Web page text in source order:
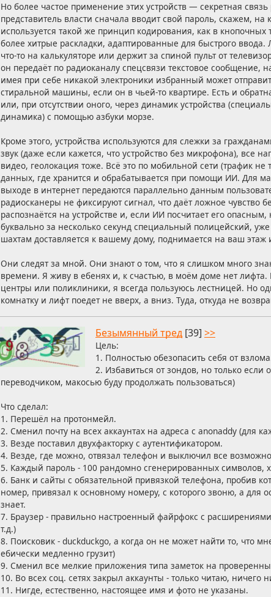
Но более частое применение этих устройств — секретная
представитель власти сначала вводит свой пароль, скажем,
используется такой же принцип кодирования, как в кнопочных
более хитрые раскладки, адаптированные для быстрого
что-то на калькуляторе или держит за спиной пульт от
он передаёт по радиоканалу спецсвязи текстовое
имея при себе никакой электроники избранный может
стиральной машины, если он в чьей-то квартире. Есть и
или, при отсутствии оного, через динамик устройства
динамика) с помощью азбуки морзе.
Кроме этого, устройства используются для слежки за
звук (даже если кажется, что устройство без микрофона), все
видео, геолокация тоже. Всё это по мобильной сети (трафик
данных, где хранится и обрабатывается при помощи ИИ. Для
выходе в интернет передаются параллельно данным
радиосканеры не фиксируют сигнал, что даёт ложное чувство
распознаётся на устройстве и, если ИИ посчитает его
буквально за несколько секунд специальный полицейский,
шахтам доставляется к вашему дому, поднимается на ваш
Они следят за мной. Они знают о том, что я слишком много
времени. Я живу в ебенях и, к счастью, в моём доме нет лифта.
центры или поликлиники, я всегда пользуюсь лестницей. Но
комнатку и лифт поедет не вверх, а вниз. Туда, откуда не
Безымянный тред [39] >>
Цель:
1. Полностью обезопасить себя от
2. Избавиться от зондов, но только если
переводчиком, макосью буду продолжать пользоваться)
Что сделал:
1. Перешёл на протонмейл.
2. Сменил почту на всех аккаунтах на адреса с anonaddy (для
3. Везде поставил двухфакторку с аутентификатором.
4. Везде, где можно, отвязал телефон и выключил все
5. Каждый пароль - 100 рандомно сгенерированных символов,
6. Банк и сайты с обязательной привязкой телефона, пробив
номер, привязал к основному номеру, с которого звоню, а для
знает.
7. Браузер - правильно настроенный файрфокс с
т.д.)
8. Поисковик - duckduckgo, а когда он не может найти то, что
ебически медленно грузит)
9. Сменил все мелкие приложения типа заметок на
10. Во всех соц. сетях закрыл аккаунты - только читаю, ничего
11. Нигде, естественно, настоящее имя и фото не указаны.